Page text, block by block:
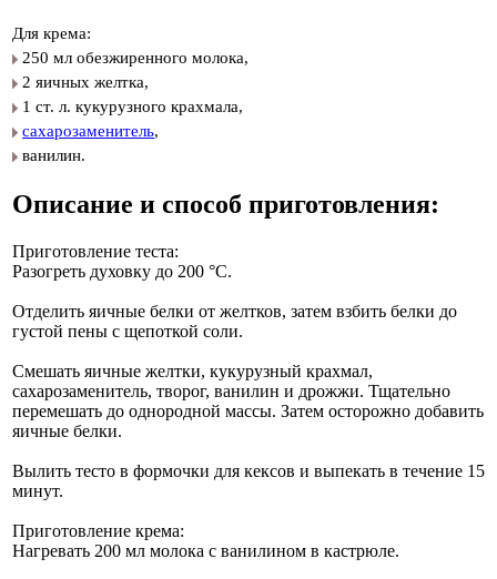
Для крема:
250 мл обезжиренного молока,
2 яичных желтка,
1 ст. л. кукурузного крахмала,
сахарозаменитель,
ванилин.
Описание и способ приготовления:
Приготовление теста:
Разогреть духовку до 200 °C.
Отделить яичные белки от желтков, затем взбить белки до
густой пены с щепоткой соли.
Смешать яичные желтки, кукурузный крахмал,
сахарозаменитель, творог, ванилин и дрожжи. Тщательно
перемешать до однородной массы. Затем осторожно добавить
яичные белки.
Вылить тесто в формочки для кексов и выпекать в течение 15
минут.
Приготовление крема:
Нагревать 200 мл молока с ванилином в кастрюле.